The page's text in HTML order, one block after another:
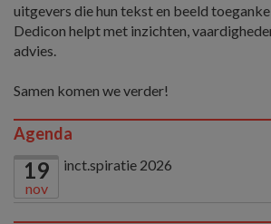
uitgevers die hun tekst en beeld
Dedicon helpt met inzichten,
advies.
Samen komen we verder!
Agenda
19
nov
inct.spiratie 2026